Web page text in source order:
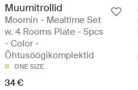
Muumitrollid
Moomin - Mealtime Set
w. 4 Rooms Plate - 5pcs
- Color -
Õhtusöögikomplektid
ONE SIZE
34 €